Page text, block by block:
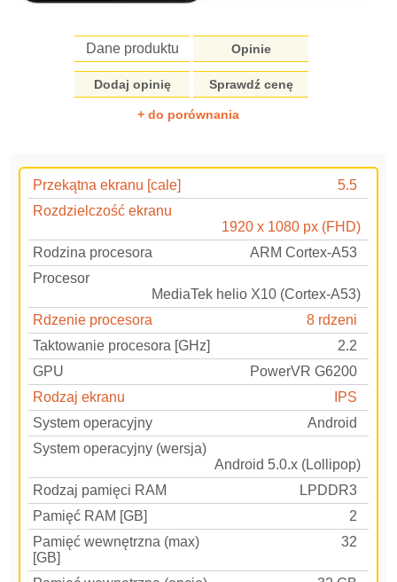
Dane produktu Opinie
Dodaj opinię Sprawdź cenę
+ do porównania
Przekątna ekranu [cale]
5.5
Rozdzielczość ekranu
1920 x 1080 px (FHD)
Rodzina procesora
ARM Cortex-A53
Procesor
MediaTek helio X10 (Cortex-A53)
Rdzenie procesora
8 rdzeni
Taktowanie procesora [GHz]
2.2
GPU
PowerVR G6200
Rodzaj ekranu
IPS
System operacyjny
Android
System operacyjny (wersja)
Android 5.0.x (Lollipop)
Rodzaj pamięci RAM
LPDDR3
Pamięć RAM [GB]
2
Pamięć wewnętrzna (max)
[GB]
32